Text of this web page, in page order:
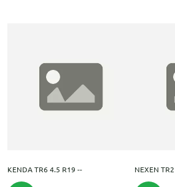
KENDA TR6 4.5 R19 -- NEXEN